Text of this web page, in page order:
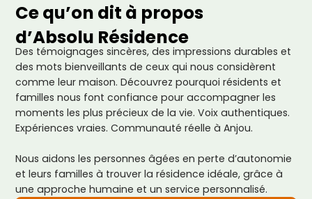
Ce qu’on dit à propos
d’Absolu Résidence
Des témoignages sincères, des impressions durables et
des mots bienveillants de ceux qui nous considèrent
comme leur maison. Découvrez pourquoi résidents et
familles nous font confiance pour accompagner les
moments les plus précieux de la vie. Voix authentiques.
Expériences vraies. Communauté réelle à Anjou.
Nous aidons les personnes âgées en perte d’autonomie
et leurs familles à trouver la résidence idéale, grâce à
une approche humaine et un service personnalisé.